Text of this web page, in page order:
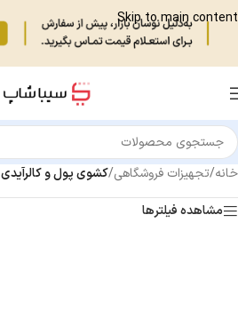
Skip to main content
خانه/تجهیزات فروشگاهی/کشوی پول و کالرآیدی
مشاهده فیلترها